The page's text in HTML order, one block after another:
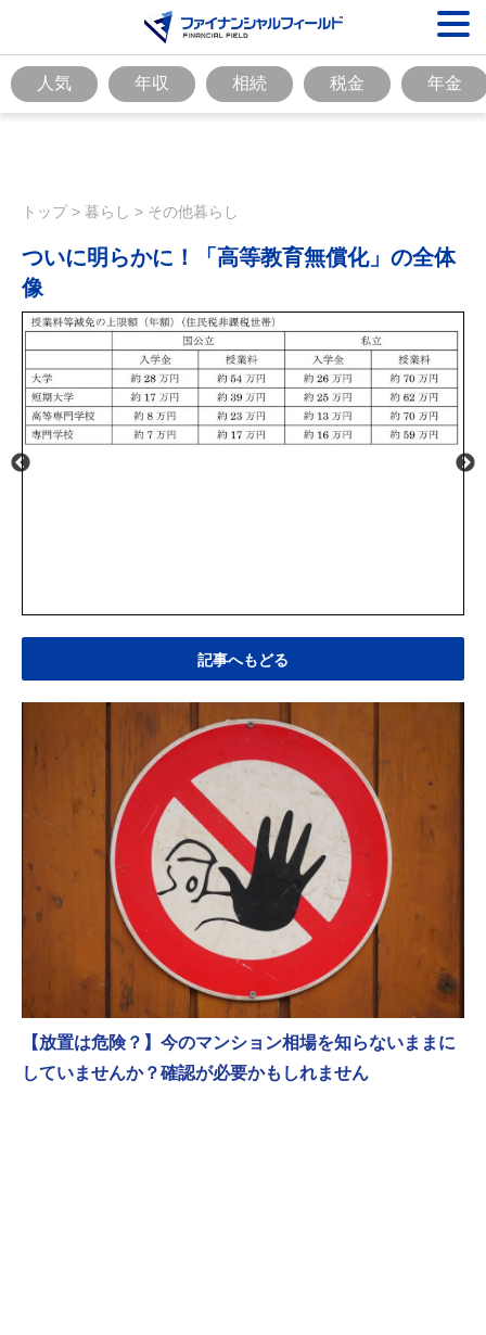
人気 年収 相続 税金 年金
トップ> 暮らし > その他暮らし
ついに明らかに！「高等教育無償化」の全体
像
記事へもどる
【放置は危険？】今のマンション相場を知らないままに
していませんか？確認が必要かもしれません